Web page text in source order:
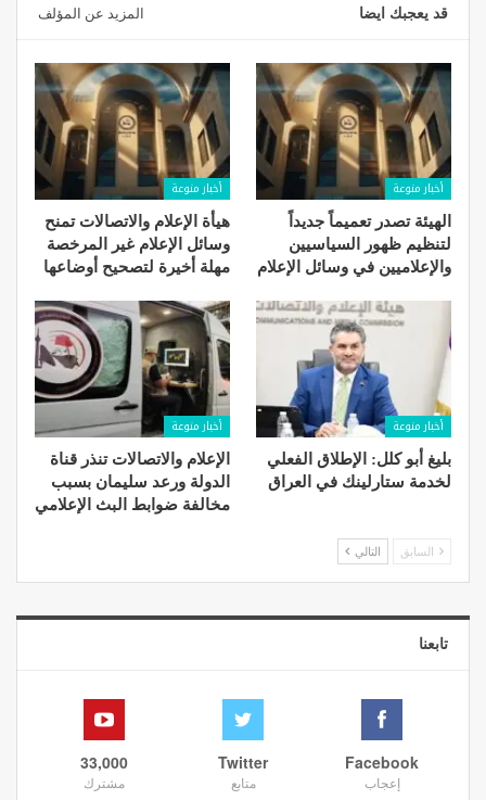
قد يعجبك ايضا المزيد عن المؤلف
أخبار منوعة
الهيئة تصدر تعميماً جديداً
لتنظيم ظهور السياسيين
والإعلاميين في وسائل الإعلام
أخبار منوعة
هيأة الإعلام والاتصالات تمنح
وسائل الإعلام غير المرخصة
مهلة أخيرة لتصحيح أوضاعها
أخبار منوعة
بليغ أبو كلل: الإطلاق الفعلي
لخدمة ستارلينك في العراق
أخبار منوعة
الإعلام والاتصالات تنذر قناة
الدولة ورعد سليمان بسبب
مخالفة ضوابط البث الإعلامي
السابق التالي
تابعنا
Facebook
إعجاب
Twitter
متابع
33,000
مشترك